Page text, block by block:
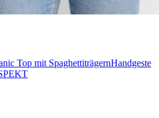
Top mit SpaghettiträgernHandgeste